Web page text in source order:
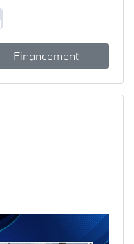
Financement